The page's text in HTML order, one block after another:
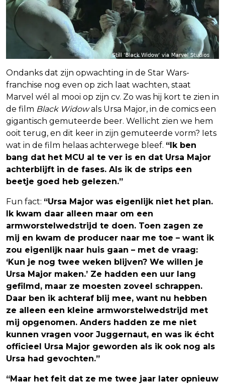
Ondanks dat zijn opwachting in de Star Wars-
franchise nog even op zich laat wachten, staat
Marvel wél al mooi op zijn cv. Zo was hij kort te zien in
de film Black Widowals Ursa Major, in de comics een
gigantisch gemuteerde beer. Wellicht zien we hem
ooit terug, en dit keer in zijn gemuteerde vorm? Iets
wat in de film helaas achterwege bleef. “Ik ben
bang dat het MCU al te ver is en dat Ursa Major
achterblijft in de fases. Als ik de strips een
beetje goed heb gelezen.”
Fun fact: “Ursa Major was eigenlijk niet het plan.
Ik kwam daar alleen maar om een
armworstelwedstrijd te doen. Toen zagen ze
mij en kwam de producer naar me toe – want ik
zou eigenlijk naar huis gaan – met de vraag:
‘Kun je nog twee weken blijven? We willen je
Ursa Major maken.’ Ze hadden een uur lang
gefilmd, maar ze moesten zoveel schrappen.
Daar ben ik achteraf blij mee, want nu hebben
ze alleen een kleine armworstelwedstrijd met
mij opgenomen. Anders hadden ze me niet
kunnen vragen voor Juggernaut, en was ik écht
officieel Ursa Major geworden als ik ook nog als
Ursa had gevochten.”
“Maar het feit dat ze me twee jaar later opnieuw